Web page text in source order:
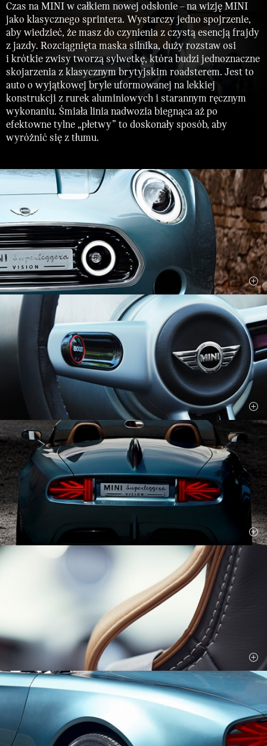
Czas na MINI w całkiem nowej odsłonie – na wizję MINI
jako klasycznego sprintera. Wystarczy jedno spojrzenie,
aby wiedzieć, że masz do czynienia z czystą esencją frajdy
z jazdy. Rozciągnięta maska silnika, duży rozstaw osi
i krótkie zwisy tworzą sylwetkę, która budzi jednoznaczne
skojarzenia z klasycznym brytyjskim roadsterem. Jest to
auto o wyjątkowej bryle uformowanej na lekkiej
konstrukcji z rurek aluminiowych i starannym ręcznym
wykonaniu. Śmiała linia nadwozia biegnąca aż po
efektowne tylne „płetwy” to doskonały sposób, aby
wyróżnić się z tłumu.